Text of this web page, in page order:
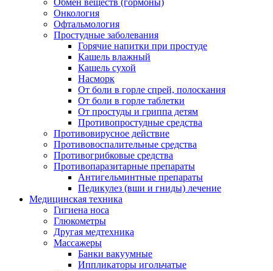
Обмен веществ (гормоны)
Онкология
Офтальмология
Простудные заболевания
Горячие напитки при простуде
Кашель влажный
Кашель сухой
Насморк
От боли в горле спрей, полоскания
От боли в горле таблетки
От простуды и гриппа детям
Противопростудные средства
Противовирусное действие
Противовоспалительные средства
Противогрибковые средства
Противопаразитарные препараты
Антигельминтные препараты
Педикулез (вши и гниды) лечение
Медицинская техника
Гигиена носа
Глюкометры
Другая медтехника
Массажеры
Банки вакуумные
Иппликаторы игольчатые